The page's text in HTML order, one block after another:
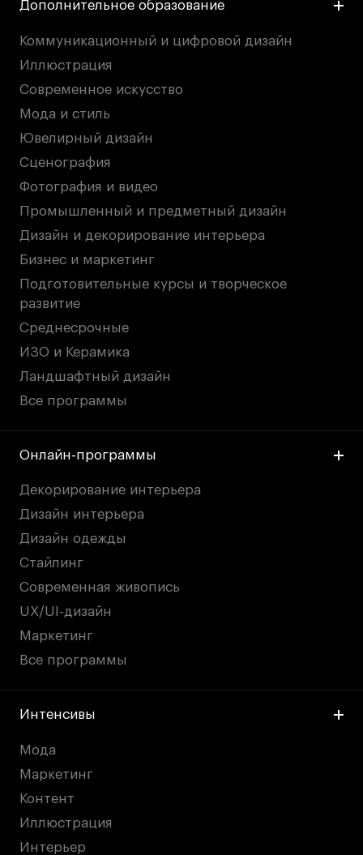
Дополнительное образование
Коммуникационный и цифровой дизайн
Иллюстрация
Современное искусство
Мода и стиль
Ювелирный дизайн
Сценография
Фотография и видео
Промышленный и предметный дизайн
Дизайн и декорирование интерьера
Бизнес и маркетинг
Подготовительные курсы и творческое
развитие
Среднесрочные
ИЗО и Керамика
Ландшафтный дизайн
Все программы
Онлайн-программы
Декорирование интерьера
Дизайн интерьера
Дизайн одежды
Стайлинг
Современная живопись
UX/UI-дизайн
Маркетинг
Все программы
Интенсивы
Мода
Маркетинг
Контент
Иллюстрация
Интерьер